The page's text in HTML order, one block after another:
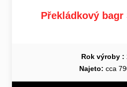
Překládkový bagr
Rok výroby :
Najeto: cca